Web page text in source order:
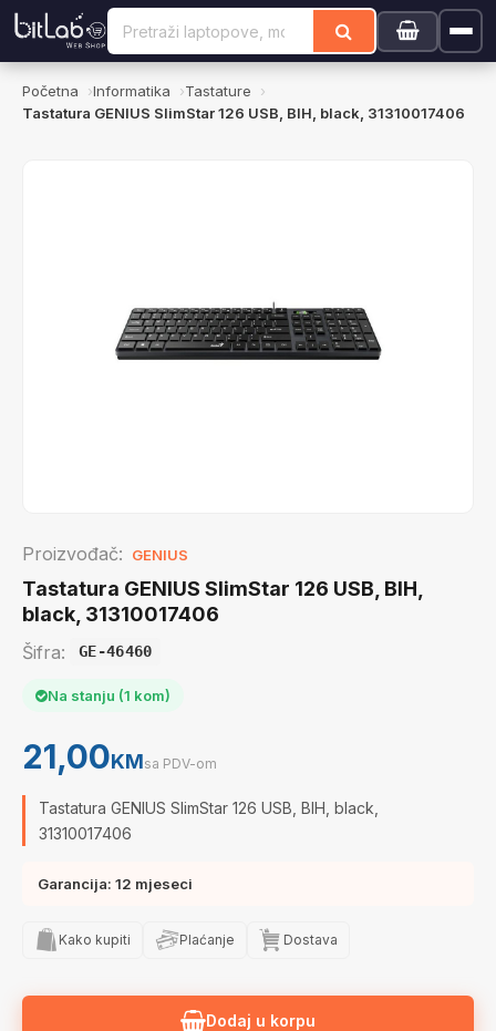
Početna Informatika
Tastature
Tastatura GENIUS SlimStar 126 USB, BIH, black, 31310017406
Proizvođač: GENIUS
Tastatura GENIUS SlimStar 126 USB, BIH,
black, 31310017406
Šifra: GE-46460
Na stanju (1 kom)
21,00KMsa PDV-om
Tastatura GENIUS SlimStar 126 USB, BIH, black,
31310017406
Garancija: 12 mjeseci
Kako kupiti Plaćanje Dostava
Dodaj u korpu